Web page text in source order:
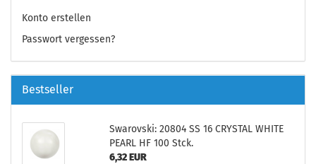
Konto erstellen
Passwort vergessen?
Bestseller
Swarovski: 20804 SS 16 CRYSTAL WHITE
PEARL HF 100 Stck.
6,32 EUR